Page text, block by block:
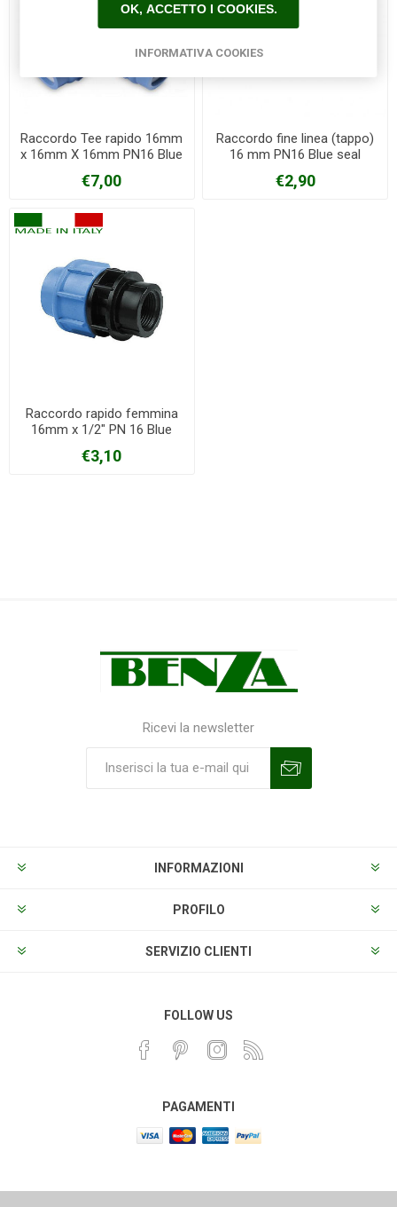
Raccordo Tee rapido 16mm
x 16mm X 16mm PN16 Blue
€7,00
Raccordo fine linea (tappo)
16 mm PN16 Blue seal
€2,90
Raccordo rapido femmina
16mm x 1/2" PN 16 Blue
€3,10
Ricevi la newsletter
INFORMAZIONI
PROFILO
SERVIZIO CLIENTI
FOLLOW US
PAGAMENTI
OK, ACCETTO I COOKIES.
INFORMATIVA COOKIES